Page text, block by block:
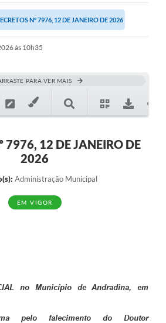
Nº 7976, 12 DE JANEIRO DE 2026
às 10h35
PARA VER MAIS
7976, 12 DE JANEIRO DE
2026
Administração Municipal
EM VIGOR
no Município de Andradina, em
pelo falecimento do Doutor